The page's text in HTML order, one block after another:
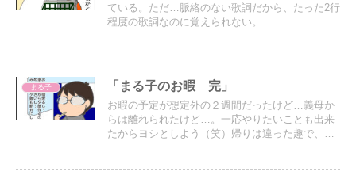
ている。ただ…脈絡のない歌詞だから、たった2行
程度の歌詞なのに覚えられない。
まる子 「まる子のお暇 完」
お暇の予定が想定外の２週間だったけど…義母か
らは離れられたけど…。一応やりたいことも出来
たからヨシとしよう（笑）帰りは違った趣で、飛